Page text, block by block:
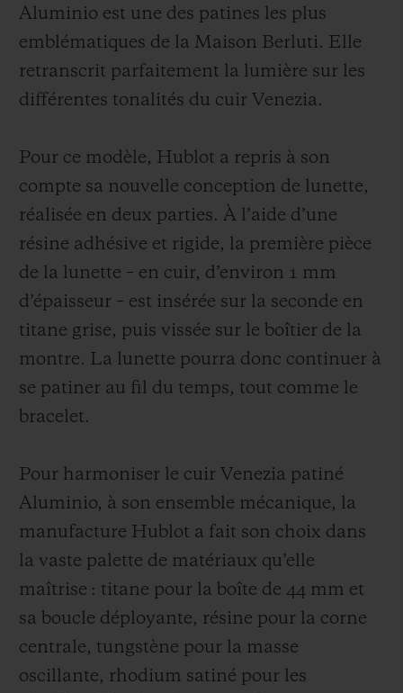
des teintes naturelles du cuir a été
développée, afin de cristalliser dans le
temps ces dernières ; une façon de restituer
la beauté d’une manière authentique et
lui la fusion parfaite des deux univers et
disponible en deux versions. Une avec le
bracelet en cuir Venezia patiné Aluminio et
une seconde avec le bracelet en cuir
Venezia patiné Aluminio et motif Scritto en
exclusivité pour le Japon.
Aluminio est une des patines les plus
emblématiques de la Maison Berluti. Elle
retranscrit parfaitement la lumière sur les
différentes tonalités du cuir Venezia.
Pour ce modèle, Hublot a repris à son
compte sa nouvelle conception de lunette,
réalisée en deux parties. À l’aide d’une
résine adhésive et rigide, la première pièce
de la lunette – en cuir, d’environ 1 mm
d’épaisseur – est insérée sur la seconde en
titane grise, puis vissée sur le boîtier de la
montre. La lunette pourra donc continuer à
se patiner au fil du temps, tout comme le
bracelet.
Pour harmoniser le cuir Venezia patiné
Aluminio, à son ensemble mécanique, la
manufacture Hublot a fait son choix dans
la vaste palette de matériaux qu’elle
maîtrise : titane pour la boîte de 44 mm et
sa boucle déployante, résine pour la corne
centrale, tungstène pour la masse
oscillante, rhodium satiné pour les